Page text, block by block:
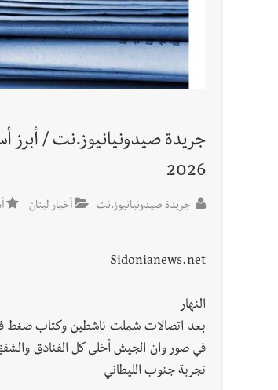
2026
جريدة صيدونيانيوز.نت أخبار لبنان
Sidonianews.net
------------
النهار
بعد اتصالات شملت ناشطین وكتاب ضغط في
في صور وان الجيش أخلى كل الفنادق
تجربة جنوب الليطاني